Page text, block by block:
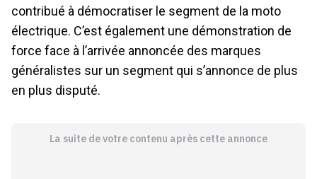
contribué à démocratiser le segment de la moto
électrique. C’est également une démonstration de
force face à l’arrivée annoncée des marques
généralistes sur un segment qui s’annonce de plus
en plus disputé.
La suite de votre contenu après cette annonce